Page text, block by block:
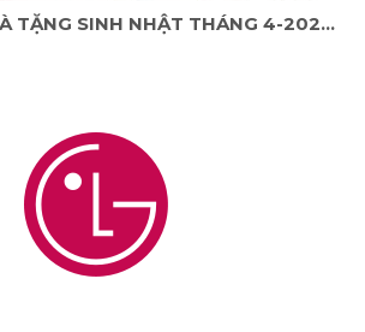
THÔNG BÁO QUÀ TẶNG SINH NHẬT THÁNG 4-2026 DÀNH CHO KHÁCH HÀNG TẠI NPP